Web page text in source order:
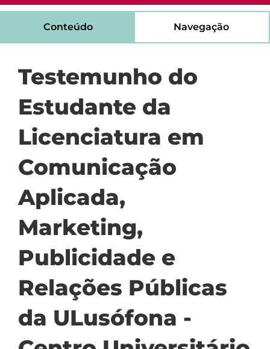
Conteúdo Navegação
Testemunho do
Estudante da
Licenciatura em
Comunicação
Aplicada,
Marketing,
Publicidade e
Relações Públicas
da ULusófona -